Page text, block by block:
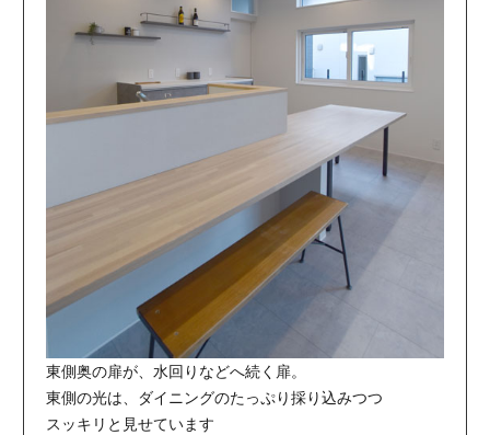
東側奥の扉が、水回りなどへ続く扉。
東側の光は、ダイニングのたっぷり採り込みつつ
スッキリと見せています